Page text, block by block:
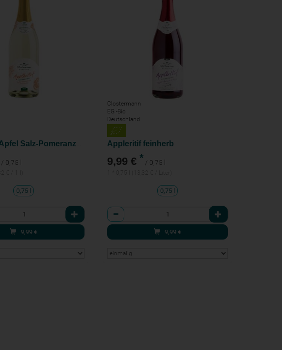
Appleritif Apfel Salz-Pomeranze & Wacholder
/ 0,75 l
0,75 l
9,99 €
Clostermann
EG -Bio
Deutschland
Appleritif feinherb
9,99 € * / 0,75 l
0,75 l
Anzahl
9,99 €